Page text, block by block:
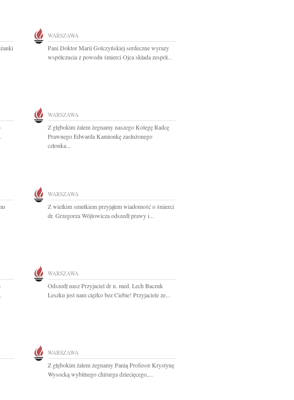
WARSZAWA
Pani Doktor Marii Golczyńskiej serdeczne wyrazy
współczucia z powodu śmierci Ojca składa zespół...
WARSZAWA
Z głębokim żalem żegnamy naszego Kolegę Radcę
Prawnego Edwarda Kamionkę zasłużonego
członka...
WARSZAWA
Z wielkim smutkiem przyjąłem wiadomość o śmierci
dr. Grzegorza Wójtowicza odszedł prawy i...
WARSZAWA
Odszedł nasz Przyjaciel dr n. med. Lech Baczuk
Leszku jest nam ciężko bez Ciebie! Przyjaciele ze...
WARSZAWA
Z głębokim żalem żegnamy Panią Profesor Krystynę
Wysocką wybitnego chirurga dziecięcego,...